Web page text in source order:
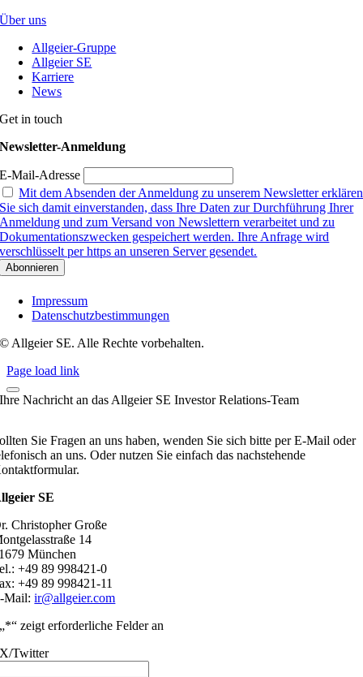
Über uns
Allgeier-Gruppe
Allgeier SE
Karriere
News
Get in touch
Newsletter-Anmeldung
E-Mail-Adresse
Mit dem Absenden der Anmeldung zu unserem Newsletter erklären
Sie sich damit einverstanden, dass Ihre Daten zur Durchführung Ihrer
Anmeldung und zum Versand von Newslettern verarbeitet und zu
Dokumentationszwecken gespeichert werden. Ihre Anfrage wird
verschlüsselt per https an unseren Server gesendet.
Impressum
Datenschutzbestimmungen
© Allgeier SE. Alle Rechte vorbehalten.
Page load link
Ihre Nachricht an das Allgeier SE Investor Relations-Team
Sie Fragen an uns haben, wenden Sie sich bitte per E-Mail oder
an uns. Oder nutzen Sie einfach das nachstehende
SE
Christopher Große
14
München
+49 89 998421-0
+49 89 998421-11
Mail:ir@allgeier.com
„*“ zeigt erforderliche Felder an
X/Twitter